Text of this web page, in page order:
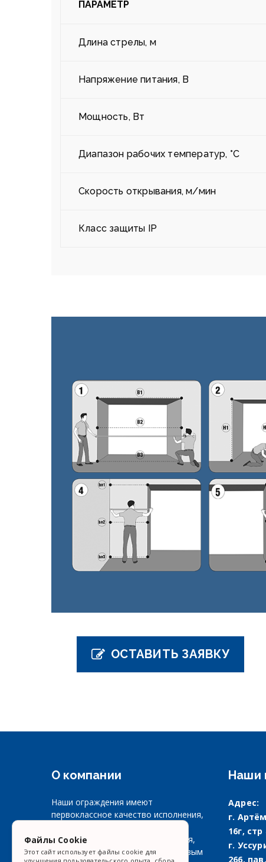
ПАРАМЕТР
Длина стрелы, м
Напряжение питания, В
Мощность, Вт
Диапазон рабочих температур, °С
Скорость открывания, м/мин
Класс защиты IP
ОСТАВИТЬ ЗАЯВКУ
О компании
Наши ограждения имеют
первоклассное качество исполнения,
направлений и способов открытия,
минимальные требования к боковым
Наши
Адрес:
г.
16г, стр
г.
266,
Файлы Cookie
Этот сайт использует файлы cookie для